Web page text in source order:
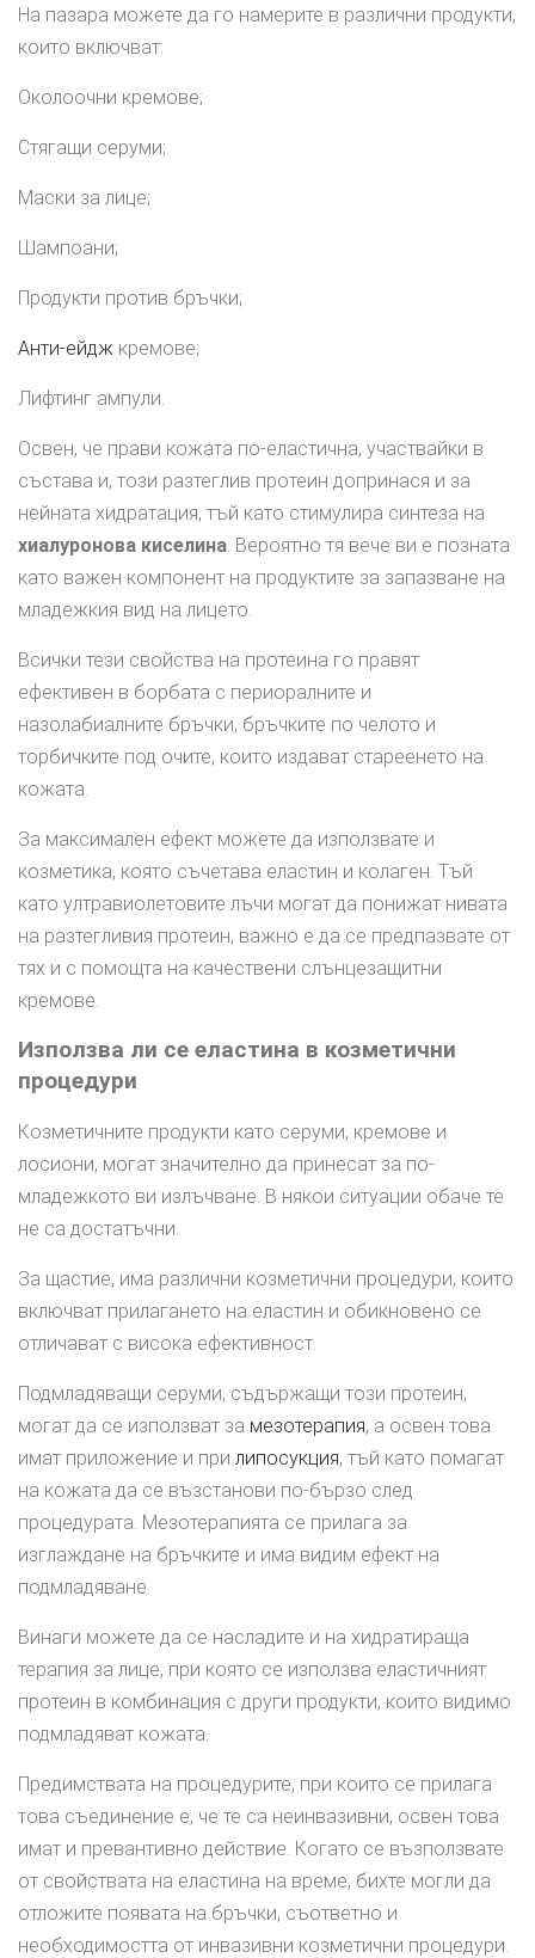
На пазара можете да го намерите в различни продукти,
които включват:
Околоочни кремове;
Стягащи серуми;
Маски за лице;
Шампоани;
Продукти против бръчки;
Анти-ейдж кремове;
Лифтинг ампули.
Освен, че прави кожата по-еластична, участвайки в
състава и, този разтеглив протеин допринася и за
нейната хидратация, тъй като стимулира синтеза на
хиалуронова киселина. Вероятно тя вече ви е позната
като важен компонент на продуктите за запазване на
младежкия вид на лицето.
Всички тези свойства на протеина го правят
ефективен в борбата с периоралните и
назолабиалните бръчки, бръчките по челото и
торбичките под очите, които издават стареенето на
кожата.
За максимален ефект можете да използвате и
козметика, която съчетава еластин и колаген. Тъй
като ултравиолетовите лъчи могат да понижат нивата
на разтегливия протеин, важно е да се предпазвате от
тях и с помощта на качествени слънцезащитни
кремове.
Използва ли се еластина в козметични
процедури
Козметичните продукти като серуми, кремове и
лосиони, могат значително да принесат за по-
младежкото ви излъчване. В някои ситуации обаче те
не са достатъчни.
За щастие, има различни козметични процедури, които
включват прилагането на еластин и обикновено се
отличават с висока ефективност.
Подмладяващи серуми, съдържащи този протеин,
могат да се използват за мезотерапия, а освен това
имат приложение и при липосукция, тъй като помагат
на кожата да се възстанови по-бързо след
процедурата. Мезотерапията се прилага за
изглаждане на бръчките и има видим ефект на
подмладяване.
Винаги можете да се насладите и на хидратираща
терапия за лице, при която се използва еластичният
протеин в комбинация с други продукти, които видимо
подмладяват кожата.
Предимствата на процедурите, при които се прилага
това съединение е, че те са неинвазивни, освен това
имат и превантивно действие. Когато се възползвате
от свойствата на еластина на време, бихте могли да
отложите появата на бръчки, съответно и
необходимостта от инвазивни козметични процедури.